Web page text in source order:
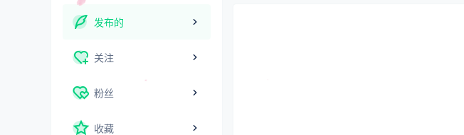
发布的
关注
粉丝
收藏